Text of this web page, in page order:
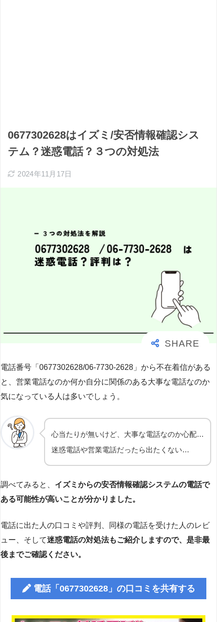
0677302628はイズミ/安否情報確認シス
テム？迷惑電話？３つの対処法
2024年11月17日
電話番号「0677302628/06-7730-2628」から不在着信がある
と、営業電話なのか何か自分に関係のある大事な電話なのか
気になっている人は多いでしょう。
心当たりが無いけど、大事な電話なのか心配…
迷惑電話や営業電話だったら出たくない…
調べてみると、 イズミからの安否情報確認システムの電話で
ある可能性が高いことが分かりました。
電話に出た人の口コミや評判、同様の電話を受けた人のレビ
ュー、そして迷惑電話の対処法もご紹介しますので、是非最
後までご確認ください。
電話「0677302628」の口コミを共有する